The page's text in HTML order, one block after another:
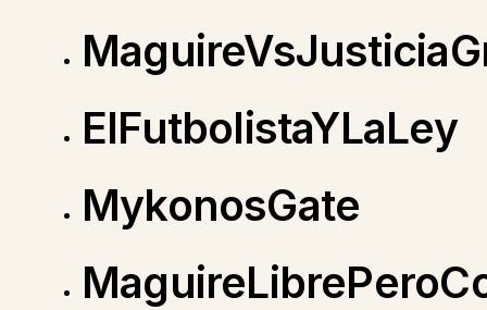
ElFutbolistaYLaLey
MykonosGate